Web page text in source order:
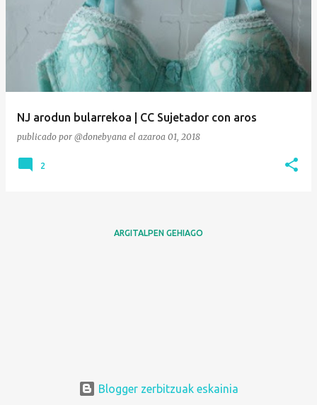
NJ arodun bularrekoa | CC Sujetador con aros
publicado por @donebyana el azaroa 01, 2018
2
ARGITALPEN GEHIAGO
Blogger zerbitzuak eskainia